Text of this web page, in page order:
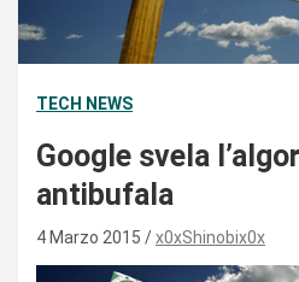
TECH NEWS
Google svela
antibufala
4 Marzo 2015 x0xShinobix0x